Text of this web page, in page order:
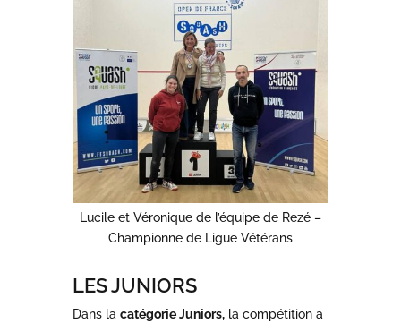
Lucile et Véronique de l’équipe de Rezé –
Championne de Ligue Vétérans
LES JUNIORS
Dans la catégorie Juniors,la compétition a